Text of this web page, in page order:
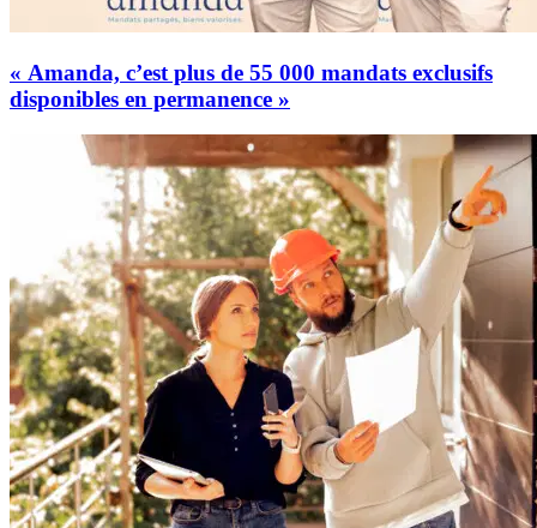
« Amanda, c’est plus de 55 000 mandats exclusifs
disponibles en permanence »